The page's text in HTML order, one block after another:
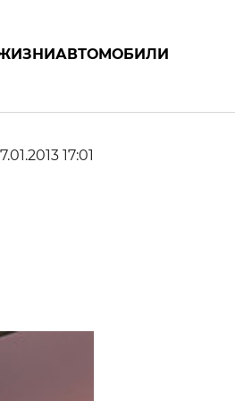
АВТОМОБИЛИ
17:01